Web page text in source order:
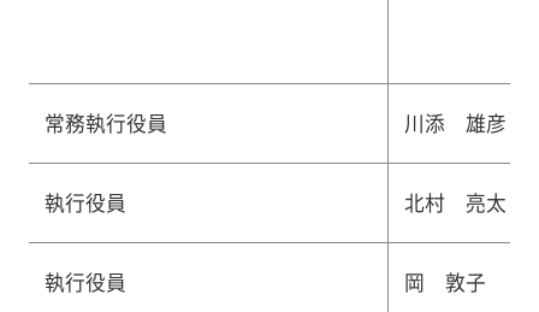
常務執行役員 川添 雄彦
執行役員 北村 亮太
執行役員 岡 敦子